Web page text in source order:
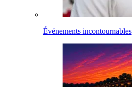
Événements incontournables